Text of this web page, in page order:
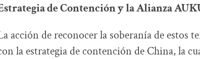
de Contención y la Alianza
acción de reconocer la soberanía de estos
la estrategia de contención de China, la